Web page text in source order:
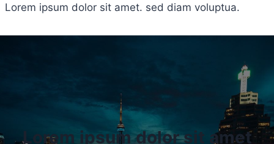
Lorem ipsum dolor sit amet. sed diam voluptua.
Lorem ipsum dolor sit amet